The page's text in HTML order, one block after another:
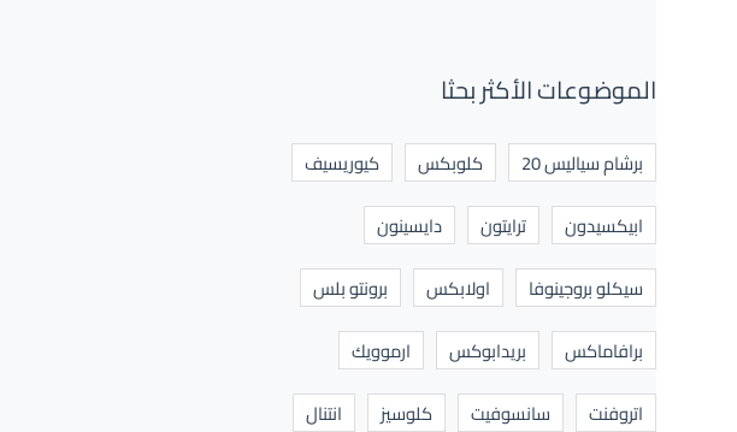
الموضوعات الأكثر بحثا
برشام سياليس 20 كلوبكس
كيوريسيف
ابيكسيدون
ترايتون
دايسينون
سيكلو بروجينوفا
اولابكس
برونتو بلس
برافاماكس
بريدابوكس
ارموويك
اتروفنت
سانسوفيت كلوسيز
انتنال